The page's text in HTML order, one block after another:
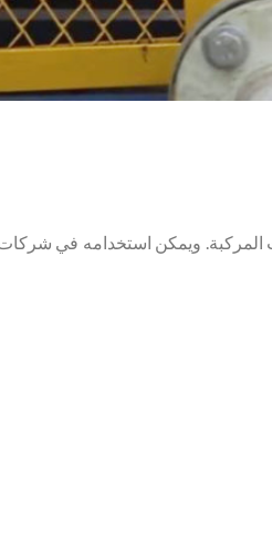
المركبة. ويمكن استخدامه في